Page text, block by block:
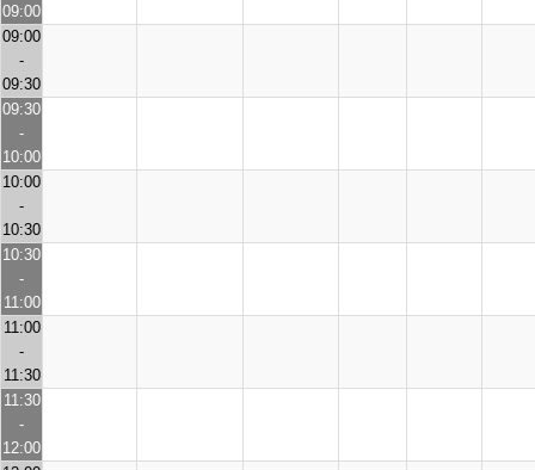
09:00
09:00
-
09:30
09:30
-
10:00
10:00
-
10:30
10:30
-
11:00
11:00
-
11:30
11:30
-
12:00